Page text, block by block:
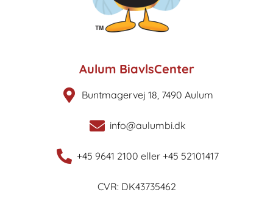
Aulum BiavlsCenter
Buntmagervej 18, 7490 Aulum
info@aulumbi.dk
+45 9641 2100 eller +45 52101417
CVR: DK43735462